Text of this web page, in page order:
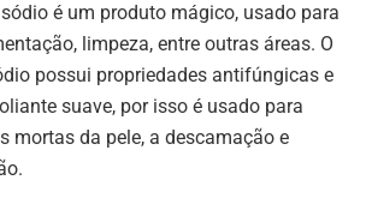
é um produto mágico, usado para
limpeza, entre outras áreas. O
possui propriedades antifúngicas e
suave, por isso é usado para
mortas da pele, a descamação e